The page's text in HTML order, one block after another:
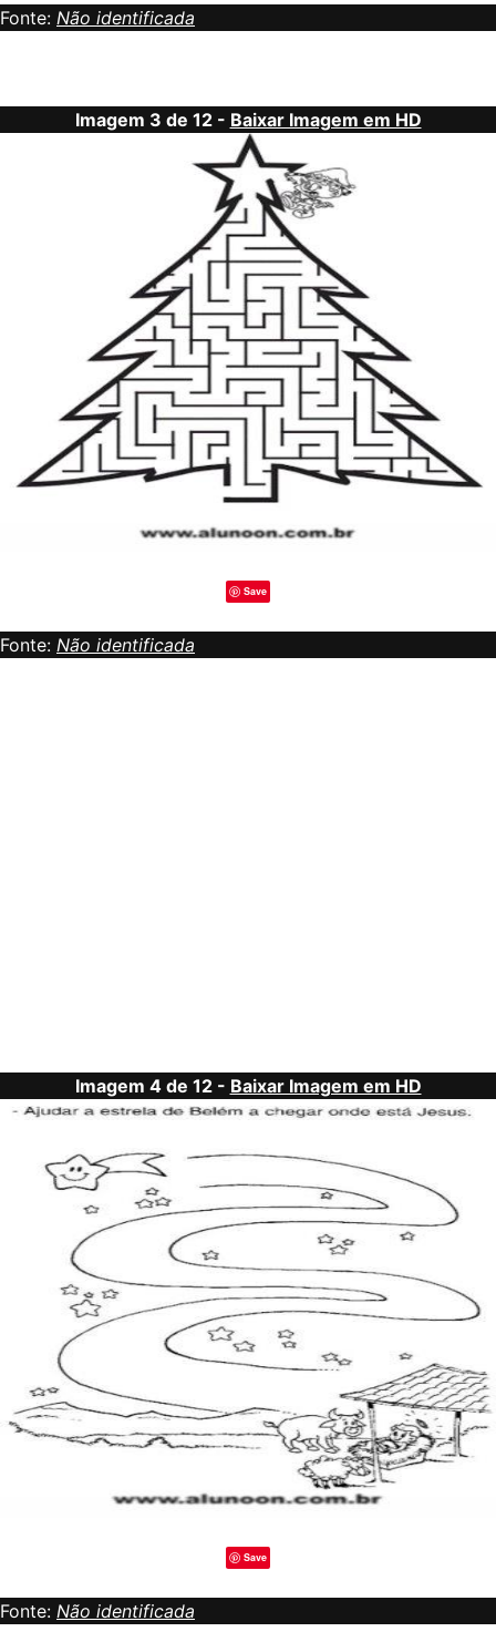
Fonte: Não identificada
Imagem 3 de 12 - Baixar Imagem em HD
Save
Fonte: Não identificada
Imagem 4 de 12 - Baixar Imagem em HD
Save
Fonte: Não identificada